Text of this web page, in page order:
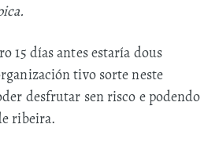
15 días antes estaría dous
tivo sorte neste
desfrutar sen risco e podendo
ribeira.